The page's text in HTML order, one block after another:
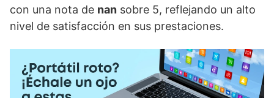
con una nota de nan sobre 5, reflejando un alto
nivel de satisfacción en sus prestaciones.